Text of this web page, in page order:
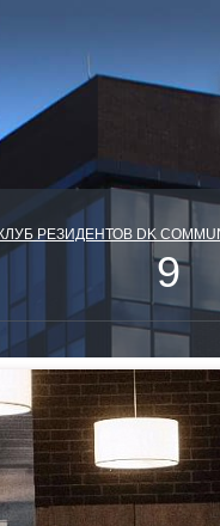
КЛУБ РЕЗИДЕНТОВ DK
9